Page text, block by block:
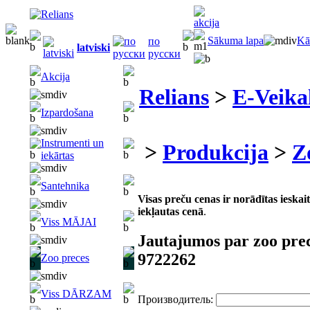
latviski
по
русски
Sākuma lapa
Akcija
Izpardošana
Instrumenti un
iekārtas
Santehnika
Viss MĀJAI
Zoo preces
Viss DĀRZAM
Relians > E-
> Produkcija >
Visas preču cenas ir norādītas
iekļautas cenā.
Jautajumos par zoo
9722262
Производитель: